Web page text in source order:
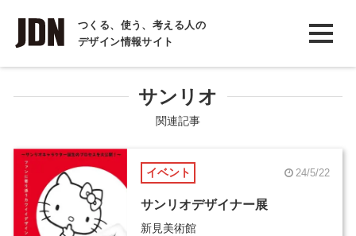
つくる、使う、考える人の
デザイン情報サイト
INTERVIEW
インタビュー
COLUMN
コラム
サンリオ
関連記事
イベント 24/5/22
サンリオデザイナー展
新見美術館